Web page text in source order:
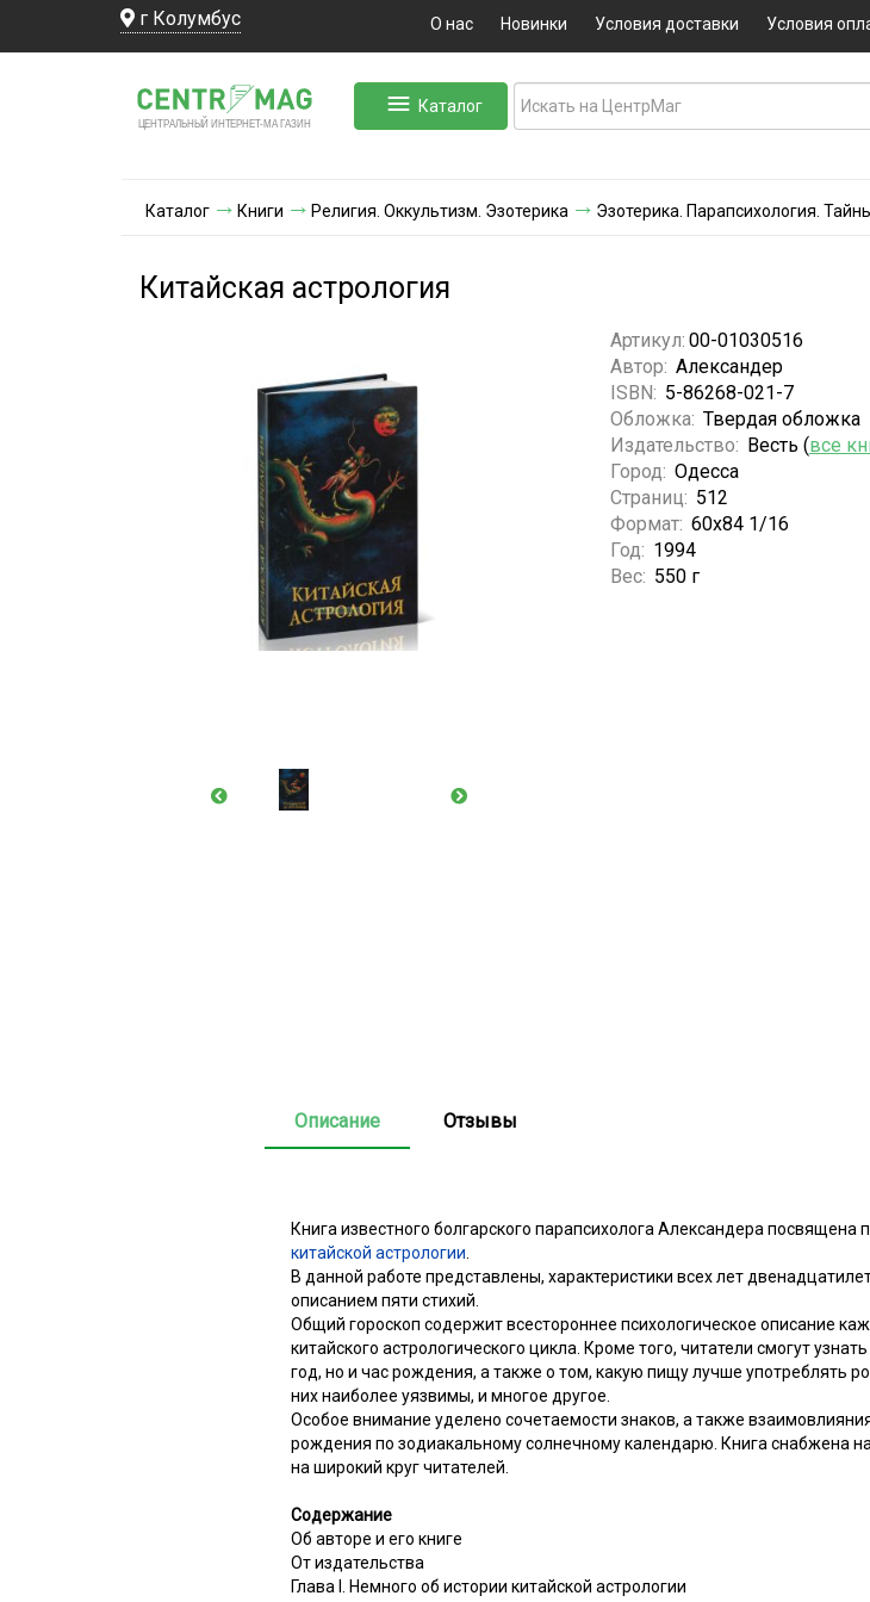
г Колумбус О нас Новинки Условия доставки Условия
ЦЕНТРАЛЬНЫЙ ИНТЕРНЕТ-МА ГАЗИН
Каталог
Каталог Книги Религия. Оккультизм. Эзотерика Эзотерика. Парапсихология.
Китайская астрология
Артикул: 00-01030516
Автор: Александер
ISBN: 5-86268-021-7
Обложка: Твердая обложка
Издательство: Весть (все
Город: Одесса
Страниц: 512
Формат: 60х84 1/16
Год: 1994
Вес: 550 г
Описание Отзывы
Книга известного болгарского парапсихолога Александера
китайской астрологии
В данной работе представлены, характеристики всех лет
описанием пяти стихий.
Общий гороскоп содержит всестороннее психологическое описание
китайского астрологического цикла. Кроме того, читатели смогут
год, но и час рождения, а также о том, какую пищу лучше употреблять
них наиболее уязвимы, и многое другое.
Особое внимание уделено сочетаемости знаков, а также
рождения по зодиакальному солнечному календарю. Книга снабжена
на широкий круг читателей.
Содержание
Об авторе и его книге
От издательства
Глава I. Немного об истории китайской астрологии